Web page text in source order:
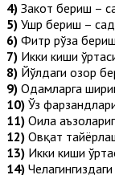
4) Закот бериш –
5) Ушр бериш –
6) Фитр рўза
7) Икки киши
8) Йўлдаги озор
9) Одамларга
10) Ўз
11) Оила
12) Овқат
13) Икки киши
14)